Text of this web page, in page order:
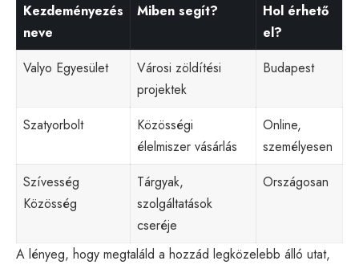
Kezdeményezés
neve
Miben segít?
Hol érhető
el?
Valyo Egyesület
Városi zöldítési
projektek
Budapest
Szatyorbolt
Közösségi
élelmiszer vásárlás
Online,
személyesen
Szívesség
Közösség
Tárgyak,
szolgáltatások
cseréje
Országosan
A lényeg, hogy megtaláld a hozzád legközelebb álló utat,